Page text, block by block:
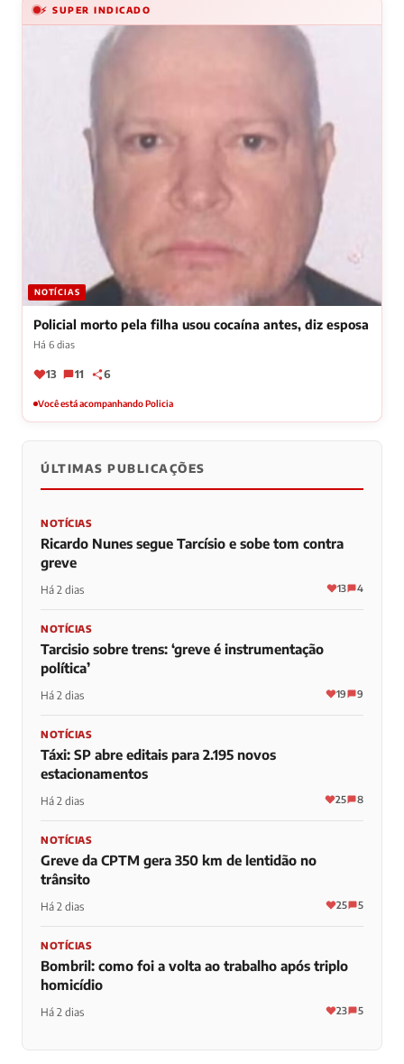
⚡ SUPER INDICADO
NOTÍCIAS
Policial morto pela filha usou cocaína antes, diz esposa
Há 6 dias
13 11 6
Você está acompanhando Policia
ÚLTIMAS PUBLICAÇÕES
NOTÍCIAS
Ricardo Nunes segue Tarcísio e sobe tom contra
greve
Há 2 dias 13 4
NOTÍCIAS
Tarcisio sobre trens: ‘greve é instrumentação
política’
Há 2 dias 19 9
NOTÍCIAS
Táxi: SP abre editais para 2.195 novos
estacionamentos
Há 2 dias 25 8
NOTÍCIAS
Greve da CPTM gera 350 km de lentidão no
trânsito
Há 2 dias 25 5
NOTÍCIAS
Bombril: como foi a volta ao trabalho após triplo
homicídio
Há 2 dias 23 5